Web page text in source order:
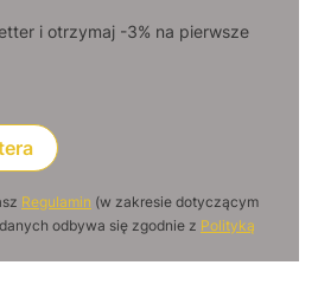
i otrzymaj -3% na pierwsze
Regulamin (w zakresie dotyczącym
odbywa się zgodnie z Polityką